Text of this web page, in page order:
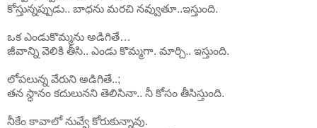
కోస్తున్నప్పుడు.. బాధను మరచి నవ్వుతూ..ఇస్తుంది.
ఒక ఎండుకొమ్మను అడిగితే…
జీవాన్ని వెలికి తీసి.. ఎండు కొమ్మగా. మార్చి.. ఇస్తుంది.
లోపలున్న వేరుని అడిగితే..;
తన స్థానం కదులునని తెలిసినా.. నీ కోసం తీసిస్తుంది.
నీకేం కావాలో నువ్వే కోరుకున్నావు.